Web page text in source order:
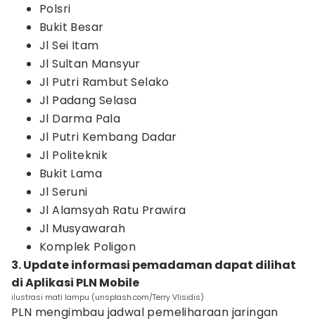
Polsri
Bukit Besar
Jl Sei Itam
Jl Sultan Mansyur
Jl Putri Rambut Selako
Jl Padang Selasa
Jl Darma Pala
Jl Putri Kembang Dadar
Jl Politeknik
Bukit Lama
Jl Seruni
Jl Alamsyah Ratu Prawira
Jl Musyawarah
Komplek Poligon
3. Update informasi pemadaman dapat dilihat
di Aplikasi PLN Mobile
ilustrasi mati lampu (unsplash.com/Terry Vlisidis)
PLN mengimbau jadwal pemeliharaan jaringan